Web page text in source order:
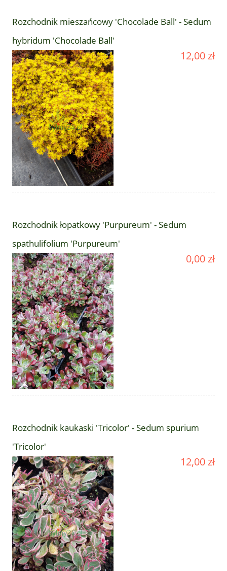
Rozchodnik mieszańcowy 'Chocolade Ball' - Sedum
hybridum 'Chocolade Ball'
12,00 zł
Rozchodnik łopatkowy 'Purpureum' - Sedum
spathulifolium 'Purpureum'
0,00 zł
Rozchodnik kaukaski 'Tricolor' - Sedum spurium
'Tricolor'
12,00 zł